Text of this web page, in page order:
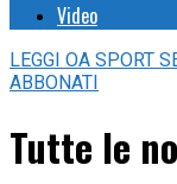
Video
LEGGI OA SPORT
ABBONATI
Tutte le